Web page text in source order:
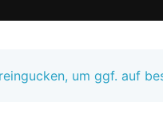
reingucken, um ggf. auf